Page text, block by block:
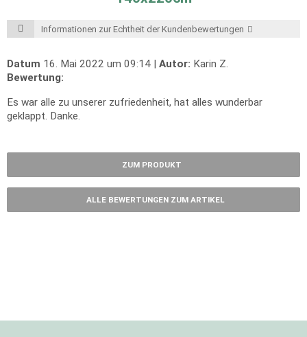
Informationen zur Echtheit der Kundenbewertungen
Datum 16. Mai 2022 um 09:14 | Autor: Karin Z.
Bewertung:
Es war alle zu unserer zufriedenheit, hat alles wunderbar
geklappt. Danke.
ZUM PRODUKT
ALLE BEWERTUNGEN ZUM ARTIKEL